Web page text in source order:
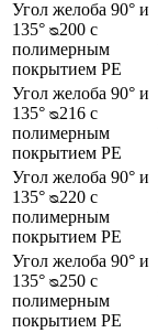
Угол желоба 90° и
135° ᴓ200 с
полимерным
покрытием PE
Угол желоба 90° и
135° ᴓ216 с
полимерным
покрытием PE
Угол желоба 90° и
135° ᴓ220 с
полимерным
покрытием PE
Угол желоба 90° и
135° ᴓ250 с
полимерным
покрытием PE